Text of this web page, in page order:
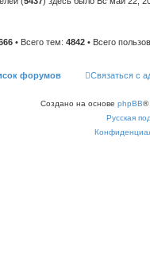
• Всего тем: 4842 • Всего
форумов Связаться с
Создано на основе phpBB®
Русская